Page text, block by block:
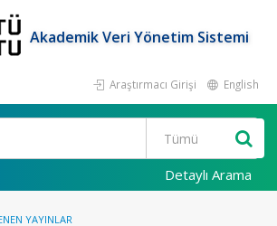
Akademik Veri Yönetim Sistemi
Araştırmacı Girişi English
Detaylı Arama
YAYINLAR